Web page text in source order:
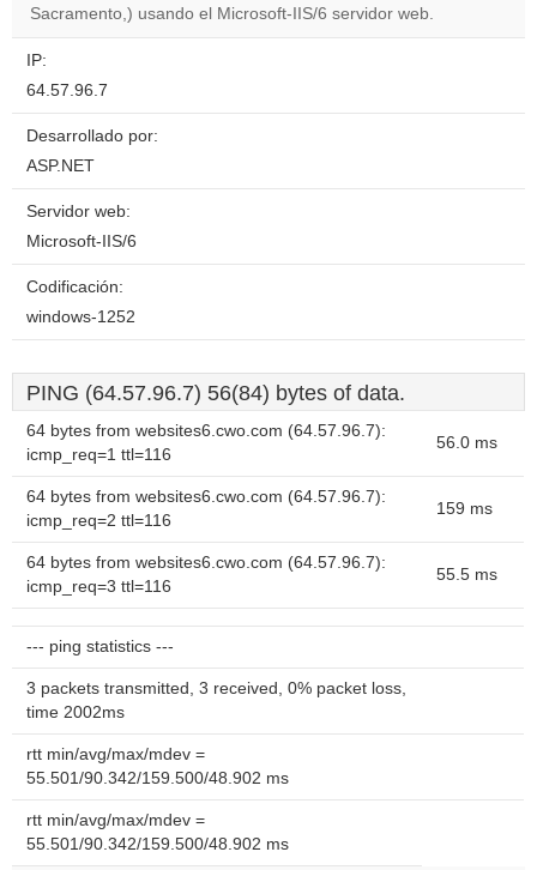
Sacramento,) usando el Microsoft-IIS/6 servidor web.
IP:
64.57.96.7
Desarrollado por:
ASP.NET
Servidor web:
Microsoft-IIS/6
Codificación:
windows-1252
PING (64.57.96.7) 56(84) bytes of data.
64 bytes from websites6.cwo.com (64.57.96.7):
icmp_req=1 ttl=116
56.0 ms
64 bytes from websites6.cwo.com (64.57.96.7):
icmp_req=2 ttl=116
159 ms
64 bytes from websites6.cwo.com (64.57.96.7):
icmp_req=3 ttl=116
55.5 ms
--- ping statistics ---
3 packets transmitted, 3 received, 0% packet loss,
time 2002ms
rtt min/avg/max/mdev =
55.501/90.342/159.500/48.902 ms
rtt min/avg/max/mdev =
55.501/90.342/159.500/48.902 ms